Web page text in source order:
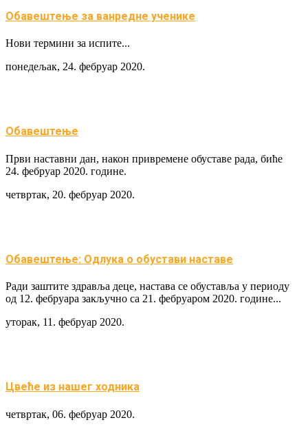
Обавештење за ванредне ученике
Нови термини за испите...
понедељак, 24. фебруар 2020.
Обавештење
Први наставни дан, након привремене обуставе рада, биће
24. фебруар 2020. године.
четвртак, 20. фебруар 2020.
Обавештење: Одлука о обустави наставе
Ради заштите здравља деце, настава се обуставља у периоду
од 12. фебруара закључно са 21. фебруаром 2020. године...
уторак, 11. фебруар 2020.
Цвеће из нашег ходника
четвртак, 06. фебруар 2020.